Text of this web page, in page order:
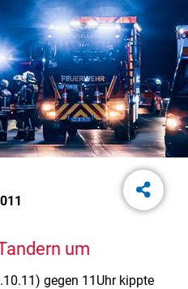
um
gegen 11Uhr kippte